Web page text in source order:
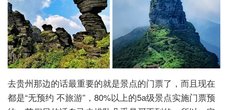
去贵州那边的话最重要的就是景点的门票了，而且现在
都是“无预约 不旅游”，80%以上的5a级景点实施门票预